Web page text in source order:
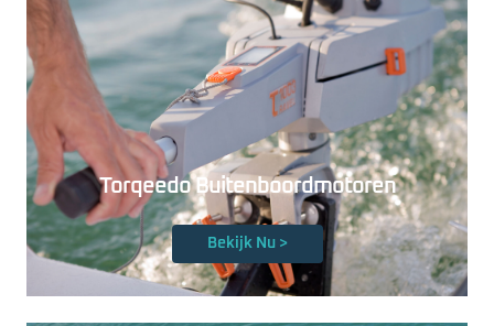
Torqeedo Buitenboordmotoren
Bekijk Nu >